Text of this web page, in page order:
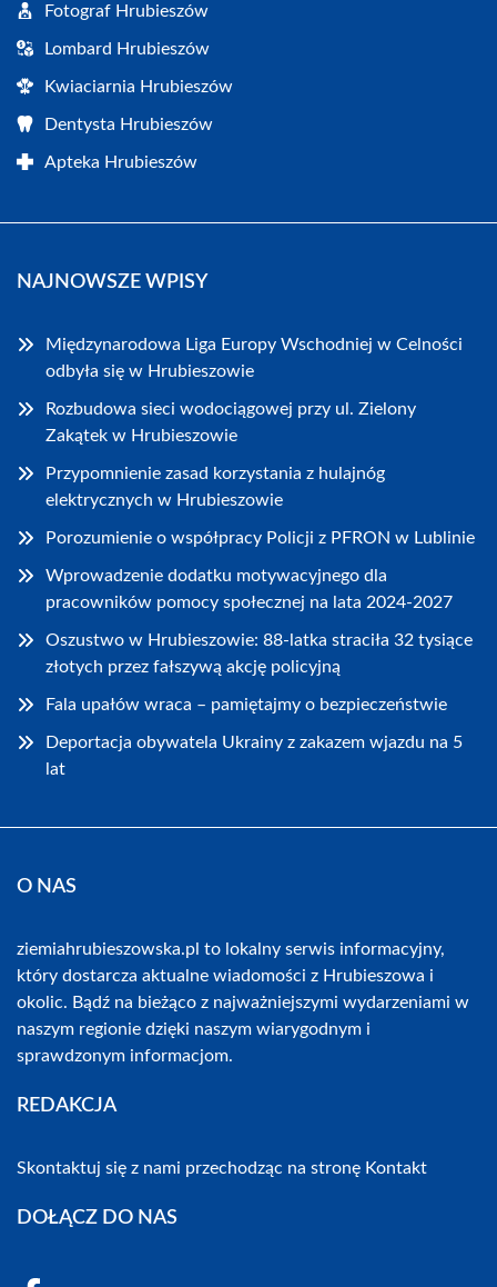
Fotograf Hrubieszów
Lombard Hrubieszów
Kwiaciarnia Hrubieszów
Dentysta Hrubieszów
Apteka Hrubieszów
NAJNOWSZE WPISY
Międzynarodowa Liga Europy Wschodniej w Celności
odbyła się w Hrubieszowie
Rozbudowa sieci wodociągowej przy ul. Zielony
Zakątek w Hrubieszowie
Przypomnienie zasad korzystania z hulajnóg
elektrycznych w Hrubieszowie
Porozumienie o współpracy Policji z PFRON w Lublinie
Wprowadzenie dodatku motywacyjnego dla
pracowników pomocy społecznej na lata 2024-2027
Oszustwo w Hrubieszowie: 88-latka straciła 32 tysiące
złotych przez fałszywą akcję policyjną
Fala upałów wraca – pamiętajmy o bezpieczeństwie
Deportacja obywatela Ukrainy z zakazem wjazdu na 5
lat
O NAS
ziemiahrubieszowska.pl to lokalny serwis informacyjny,
który dostarcza aktualne wiadomości z Hrubieszowa i
okolic. Bądź na bieżąco z najważniejszymi wydarzeniami w
naszym regionie dzięki naszym wiarygodnym i
sprawdzonym informacjom.
REDAKCJA
Skontaktuj się z nami przechodząc na stronę Kontakt
DOŁĄCZ DO NAS